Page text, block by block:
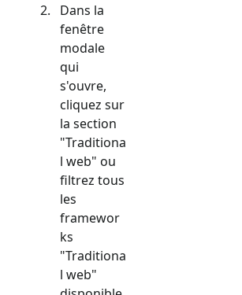
Dans la
fenêtre
modale
qui
s'ouvre,
cliquez sur
la section
"Traditiona
l web" ou
filtrez tous
les
framewor
ks
"Traditiona
l web"